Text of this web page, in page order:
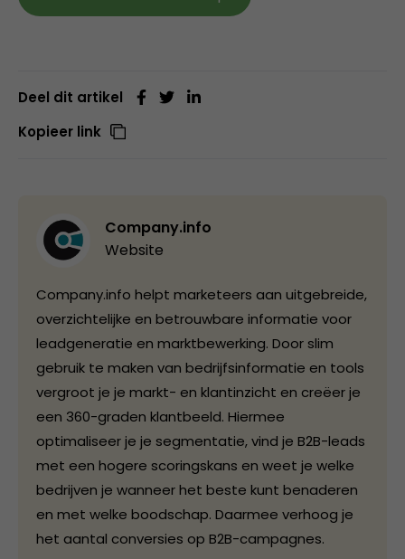
Deel dit artikel
Kopieer link
Company.info
Website
Company.info helpt marketeers aan uitgebreide,
overzichtelijke en betrouwbare informatie voor
leadgeneratie en marktbewerking. Door slim
gebruik te maken van bedrijfsinformatie en tools
vergroot je je markt- en klantinzicht en creëer je
een 360-graden klantbeeld. Hiermee
optimaliseer je je segmentatie, vind je B2B-leads
met een hogere scoringskans en weet je welke
bedrijven je wanneer het beste kunt benaderen
en met welke boodschap. Daarmee verhoog je
het aantal conversies op B2B-campagnes.